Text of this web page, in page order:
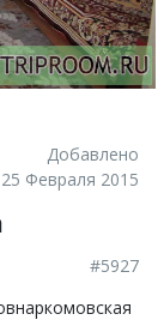
Добавлено
25 Февраля 2015
#5927